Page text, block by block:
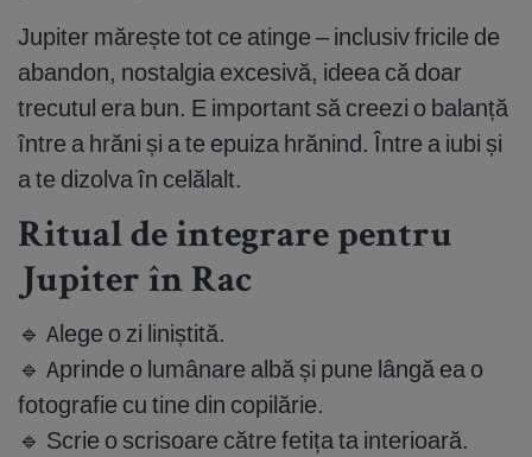
Jupiter mărește tot ce atinge – inclusiv fricile de
abandon, nostalgia excesivă, ideea că doar
trecutul era bun. E important să creezi o balanță
între a hrăni și a te epuiza hrănind. Între a iubi și
a te dizolva în celălalt.
Ritual de integrare pentru
Jupiter în Rac
🔹 Alege o zi liniștită.
🔹 Aprinde o lumânare albă și pune lângă ea o
fotografie cu tine din copilărie.
🔹 Scrie o scrisoare către fetița ta interioară.